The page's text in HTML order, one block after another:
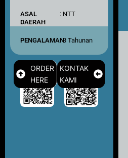
ASAL
DAERAH
: NTT
PENGALAMAN: 3 Tahunan
ORDER
HERE
KONTAK
KAMI